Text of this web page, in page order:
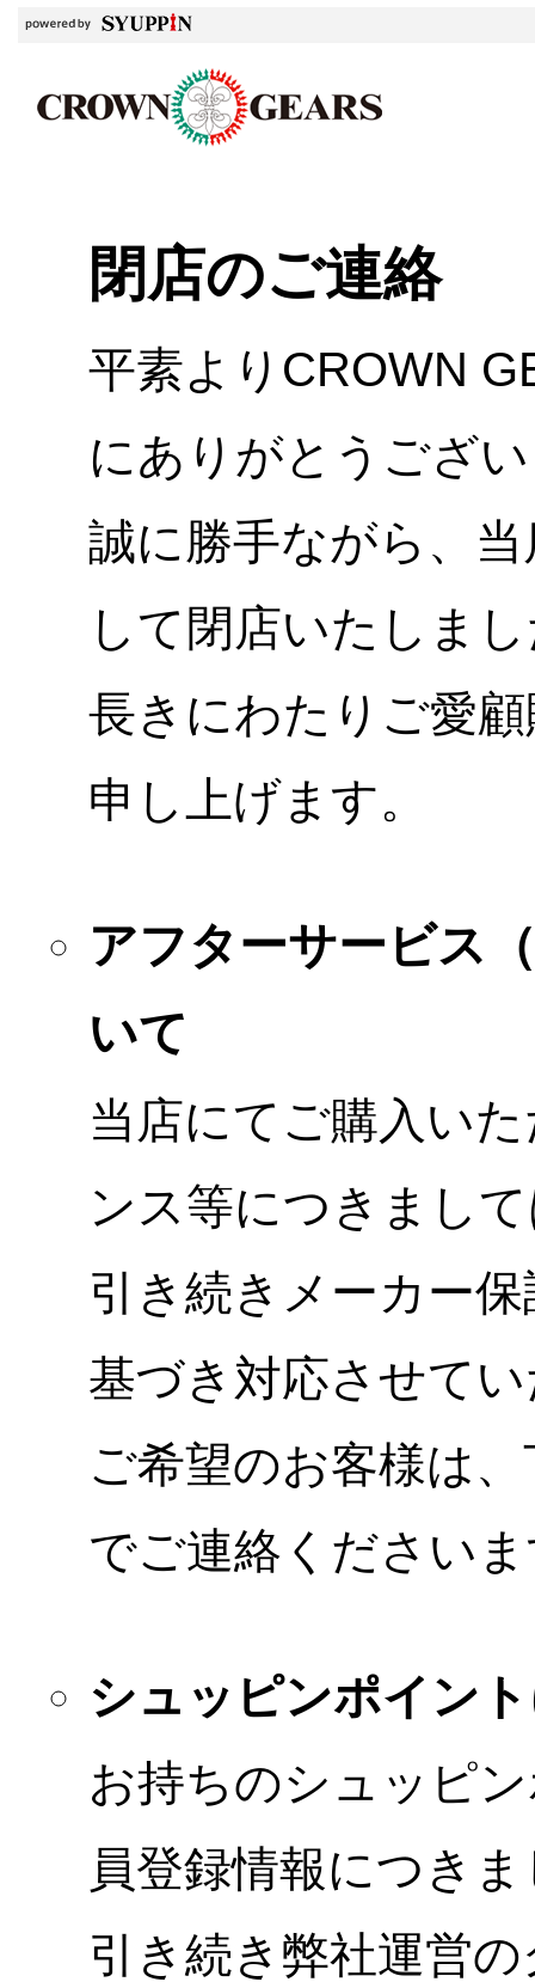
閉店のご連絡
平素よりCROWN
にありがとうござ
誠に勝手ながら、
して閉店いたしま
長きにわたりご愛
申し上げます。
アフターサービス
いて
当店にてご購入い
ンス等につきまし
引き続きメーカー
基づき対応させて
ご希望のお客様は
でご連絡ください
シュッピンポイン
お持ちのシュッピ
員登録情報につき
引き続き弊社運営